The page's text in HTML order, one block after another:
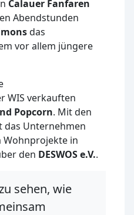
Calauer Fanfaren
Abendstunden
das
vor allem jüngere
WIS verkauften
Popcorn. Mit den
das Unternehmen
Wohnprojekte in
den DESWOS e.V..
sehen, wie